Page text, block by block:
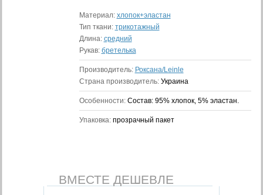
Материал: хлопок+эластан
Тип ткани: трикотажный
Длина: средний
Рукав: бретелька
Производитель: Роксана/Leinle
Страна производитель: Украина
Особенности: Состав: 95% хлопок, 5% эластан.
Упаковка: прозрачный пакет
ВМЕСТЕ ДЕШЕВЛЕ